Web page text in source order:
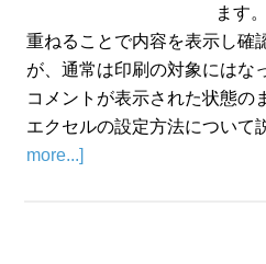
ます
重ねることで内容を表示し確
が、通常は印刷の対象にはな
コメントが表示された状態の
エクセルの設定方法について
more...]